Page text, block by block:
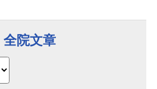
全院文章